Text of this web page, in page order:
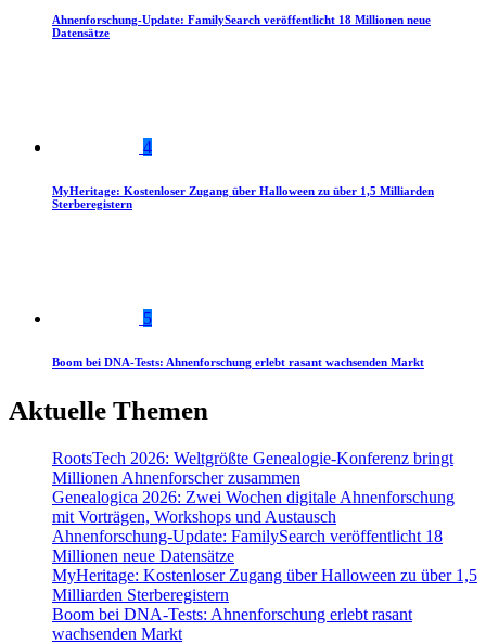
Ahnenforschung-Update: FamilySearch veröffentlicht 18 Millionen neue
Datensätze
4
MyHeritage: Kostenloser Zugang über Halloween zu über 1,5 Milliarden
Sterberegistern
5
Boom bei DNA-Tests: Ahnenforschung erlebt rasant wachsenden Markt
Aktuelle Themen
RootsTech 2026: Weltgrößte Genealogie-Konferenz bringt
Millionen Ahnenforscher zusammen
Genealogica 2026: Zwei Wochen digitale Ahnenforschung
mit Vorträgen, Workshops und Austausch
Ahnenforschung-Update: FamilySearch veröffentlicht 18
Millionen neue Datensätze
MyHeritage: Kostenloser Zugang über Halloween zu über 1,5
Milliarden Sterberegistern
Boom bei DNA-Tests: Ahnenforschung erlebt rasant
wachsenden Markt